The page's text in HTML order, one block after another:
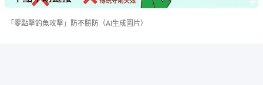
「零點擊釣魚攻擊」防不勝防（AI生成圖片）